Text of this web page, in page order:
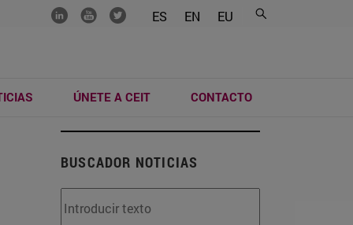
ES EN EU
....... ....... .......
ÚNETE A CEIT CONTACTO
BUSCADOR NOTICIAS